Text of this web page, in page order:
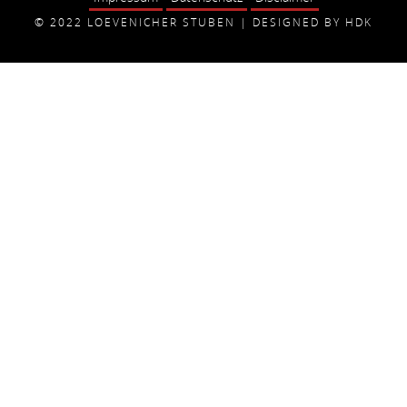
© 2022 LOEVENICHER STUBEN | DESIGNED BY HDK